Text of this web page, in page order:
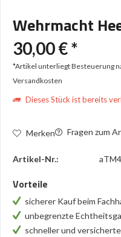
Wehrmacht
30,00 € *
*Artikel unterliegt Besteuerung
Versandkosten
Dieses Stück ist bereits
Merken Fragen zum
Artikel-Nr.:
Vorteile
sicherer Kauf beim
unbegrenzte
schneller und